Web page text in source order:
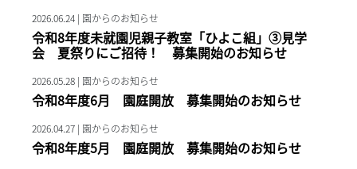
2026.06.24 | 園からのお知らせ
令和8年度未就園児親子教室「ひよこ組」③見学
会 夏祭りにご招待！ 募集開始のお知らせ
2026.05.28 | 園からのお知らせ
令和8年度6月 園庭開放 募集開始のお知らせ
2026.04.27 | 園からのお知らせ
令和8年度5月 園庭開放 募集開始のお知らせ